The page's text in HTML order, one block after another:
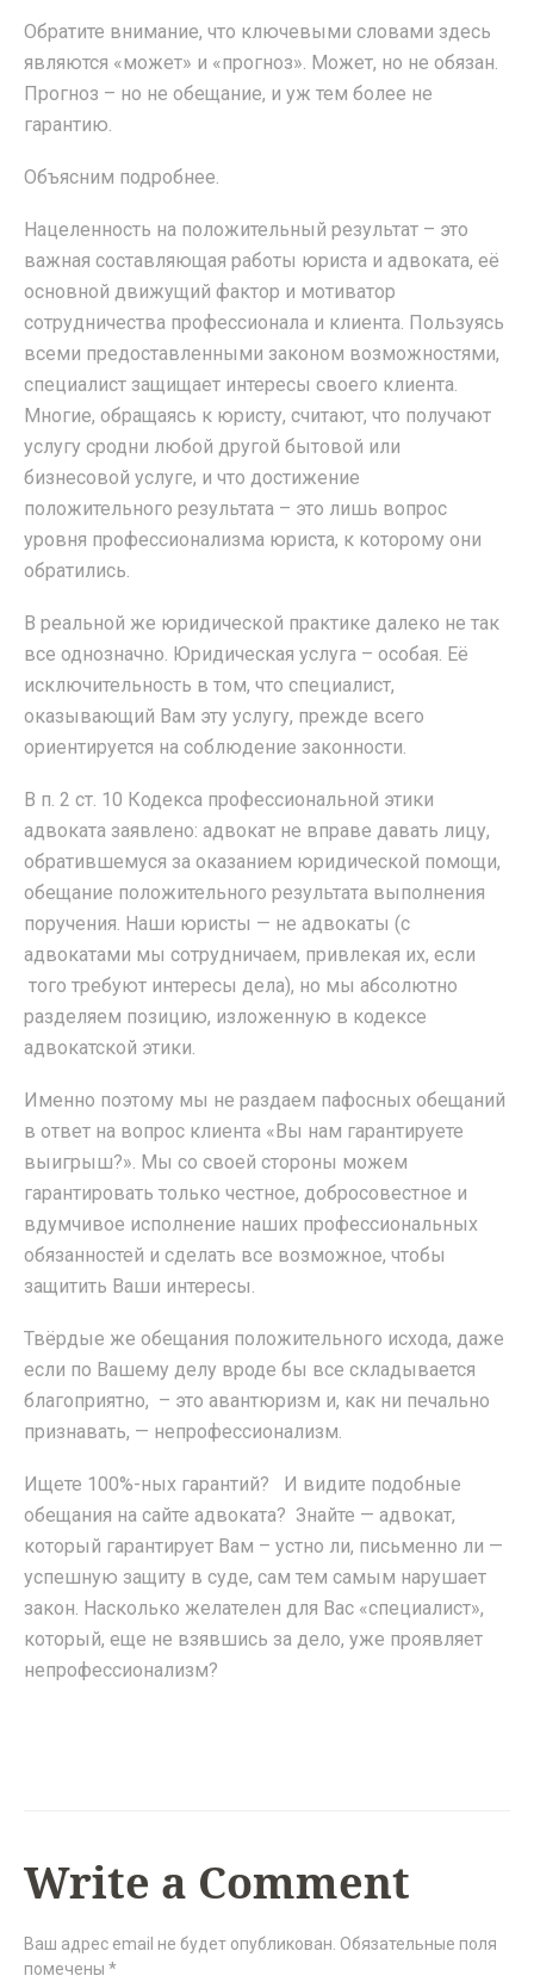
Обратите внимание, что ключевыми словами здесь
являются «может» и «прогноз». Может, но не обязан.
Прогноз – но не обещание, и уж тем более не
гарантию.
Объясним подробнее.
Нацеленность на положительный результат – это
важная составляющая работы юриста и адвоката, её
основной движущий фактор и мотиватор
сотрудничества профессионала и клиента. Пользуясь
всеми предоставленными законом возможностями,
специалист защищает интересы своего клиента.
Многие, обращаясь к юристу, считают, что получают
услугу сродни любой другой бытовой или
бизнесовой услуге, и что достижение
положительного результата – это лишь вопрос
уровня профессионализма юриста, к которому они
обратились.
В реальной же юридической практике далеко не так
все однозначно. Юридическая услуга – особая. Её
исключительность в том, что специалист,
оказывающий Вам эту услугу, прежде всего
ориентируется на соблюдение законности.
В п. 2 ст. 10 Кодекса профессиональной этики
адвоката заявлено: адвокат не вправе давать лицу,
обратившемуся за оказанием юридической помощи,
обещание положительного результата выполнения
поручения. Наши юристы — не адвокаты (с
адвокатами мы сотрудничаем, привлекая их, если
того требуют интересы дела), но мы абсолютно
разделяем позицию, изложенную в кодексе
адвокатской этики.
Именно поэтому мы не раздаем пафосных обещаний
в ответ на вопрос клиента «Вы нам гарантируете
выигрыш?». Мы со своей стороны можем
гарантировать только честное, добросовестное и
вдумчивое исполнение наших профессиональных
обязанностей и сделать все возможное, чтобы
защитить Ваши интересы.
Твёрдые же обещания положительного исхода, даже
если по Вашему делу вроде бы все складывается
благоприятно, – это авантюризм и, как ни печально
признавать, — непрофессионализм.
Ищете 100%-ных гарантий? И видите подобные
обещания на сайте адвоката? Знайте — адвокат,
который гарантирует Вам – устно ли, письменно ли —
успешную защиту в суде, сам тем самым нарушает
закон. Насколько желателен для Вас «специалист»,
который, еще не взявшись за дело, уже проявляет
непрофессионализм?
Write a Comment
Ваш адрес email не будет опубликован. Обязательные поля
помечены *